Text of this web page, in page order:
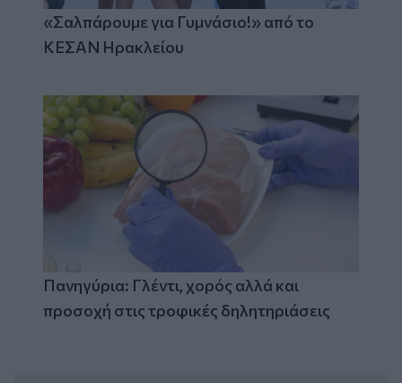
«Σαλπάρουμε για Γυμνάσιο!» από το
ΚΕΣΑΝ Ηρακλείου
Πανηγύρια: Γλέντι, χορός αλλά και
προσοχή στις τροφικές δηλητηριάσεις